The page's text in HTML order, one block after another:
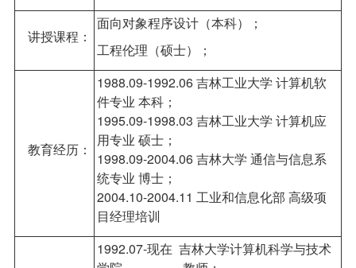
讲授课程：
面向对象程序设计（本科）；
工程伦理（硕士）；
教育经历：
1988.09-1992.06 吉林工业大学 计算机软
件专业 本科；
1995.09-1998.03 吉林工业大学 计算机应
用专业 硕士；
1998.09-2004.06 吉林大学 通信与信息系
统专业 博士；
2004.10-2004.11 工业和信息化部 高级项
目经理培训
1992.07-现在 吉林大学计算机科学与技术